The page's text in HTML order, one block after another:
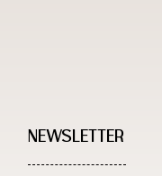
NEWSLETTER